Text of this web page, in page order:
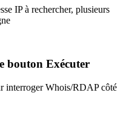
IP à rechercher, plusieurs
bouton Exécuter
interroger Whois/RDAP côté